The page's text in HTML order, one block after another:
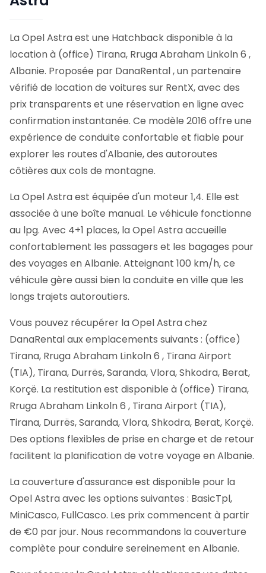
La Opel Astra est une Hatchback disponible à la
location à (office) Tirana, Rruga Abraham Linkoln 6 ,
Albanie. Proposée par DanaRental , un partenaire
vérifié de location de voitures sur RentX, avec des
prix transparents et une réservation en ligne avec
confirmation instantanée. Ce modèle 2016 offre une
expérience de conduite confortable et fiable pour
explorer les routes d'Albanie, des autoroutes
côtières aux cols de montagne.
La Opel Astra est équipée d'un moteur 1,4. Elle est
associée à une boîte manual. Le véhicule fonctionne
au lpg. Avec 4+1 places, la Opel Astra accueille
confortablement les passagers et les bagages pour
des voyages en Albanie. Atteignant 100 km/h, ce
véhicule gère aussi bien la conduite en ville que les
longs trajets autoroutiers.
Vous pouvez récupérer la Opel Astra chez
DanaRental aux emplacements suivants : (office)
Tirana, Rruga Abraham Linkoln 6 , Tirana Airport
(TIA), Tirana, Durrës, Saranda, Vlora, Shkodra, Berat,
Korçë. La restitution est disponible à (office) Tirana,
Rruga Abraham Linkoln 6 , Tirana Airport (TIA),
Tirana, Durrës, Saranda, Vlora, Shkodra, Berat, Korçë.
Des options flexibles de prise en charge et de retour
facilitent la planification de votre voyage en Albanie.
La couverture d'assurance est disponible pour la
Opel Astra avec les options suivantes : BasicTpl,
MiniCasco, FullCasco. Les prix commencent à partir
de €0 par jour. Nous recommandons la couverture
complète pour conduire sereinement en Albanie.